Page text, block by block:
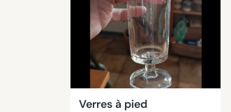
Verres à pied